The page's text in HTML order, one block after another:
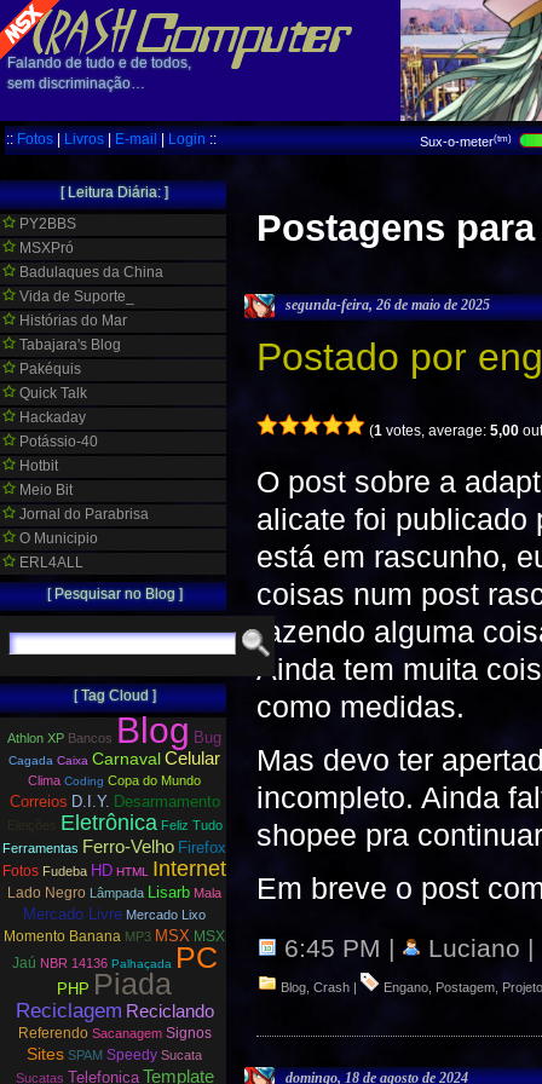
Falando de tudo e de todos,
sem discriminação…
::Fotos|Livros|E-mail|Login:: Sux-o-meter(tm)
Postagens
segunda-feira, 26 de maio de 2025
Postado por
(1 votes, average:5,00
O post sobre a
alicate foi publicado
está em rascunho,
coisas num post
fazendo alguma
Ainda tem muita
como medidas.
Mas devo ter
incompleto. Ainda
shopee pra
Em breve o post
6:45 PM | Luciano |
Blog ,Crash | Engano Postagem
domingo, 18 de agosto de 2024
[ Leitura Diária: ]
PY2BBS
MSXPró
Badulaques da China
Vida de Suporte_
Histórias do Mar
Tabajara's Blog
Pakéquis
Quick Talk
Hackaday
Potássio-40
Hotbit
Meio Bit
Jornal do Parabrisa
O Municipio
ERL4ALL
[ Pesquisar no Blog ]
[ Tag Cloud ]
Athlon XP Bancos Blog Bug
Cagada Caixa CarnavalCelular
Clima Coding Copa do Mundo
Correios D.I.Y. Desarmamento
Eletrônica Feliz Tudo
Ferramentas Ferro-Velho Firefox
Fotos Fudeba HD HTML Internet
Lado Negro Lâmpada Lisarb Mala
Mercado Livre Mercado Lixo
Momento Banana MP3 MSX MSX
Jaú NBR 14136 Palhaçada PC
PHP Piada
Reciclagem Reciclando
Referendo Sacanagem Signos
Sites SPAM Speedy Sucata
Sucatas Telefonica Template